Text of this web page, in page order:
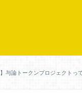
与論トークンプロジェクトっ